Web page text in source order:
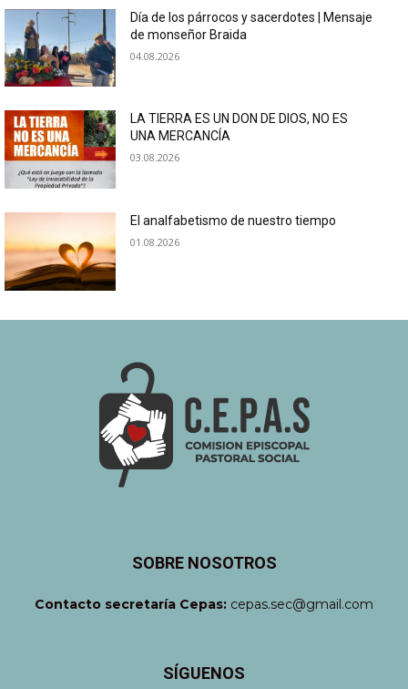
Día de los párrocos y sacerdotes | Mensaje
de monseñor Braida
04.08.2026
LA TIERRA ES UN DON DE DIOS, NO ES
UNA MERCANCÍA
03.08.2026
El analfabetismo de nuestro tiempo
01.08.2026
SOBRE NOSOTROS
Contacto secretaría Cepas: cepas.sec@gmail.com
SÍGUENOS